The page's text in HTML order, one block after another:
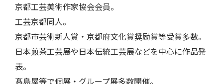
京都工芸美術作家協会会員。
工芸京都同人。
京都市芸術新人賞・京都府文化賞奨励賞等受賞多数。
日本煎茶工芸展や日本伝統工芸展などを中心に作品発
表。
髙島屋等で個展・グループ展多数開催。